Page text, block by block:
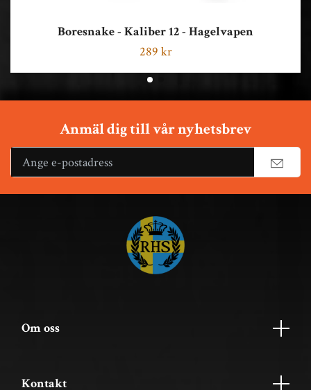
Boresnake - Kaliber 12 - Hagelvapen
289 kr
Anmäl dig till vår nyhetsbrev
Om oss
Kontakt